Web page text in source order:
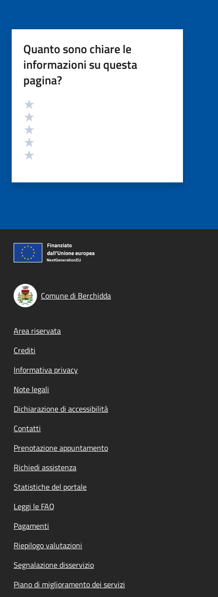
Quanto sono chiare le
informazioni su questa
pagina?
Valutazione
Comune di Berchidda
Footer menu
Area riservata
Crediti
Informativa privacy
Note legali
Dichiarazione di accessibilità
Contatti
Prenotazione appuntamento
Richiedi assistenza
Statistiche del portale
Leggi le FAQ
Pagamenti
Riepilogo valutazioni
Segnalazione disservizio
Piano di miglioramento dei servizi